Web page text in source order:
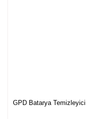
GPD Batarya Temizleyici